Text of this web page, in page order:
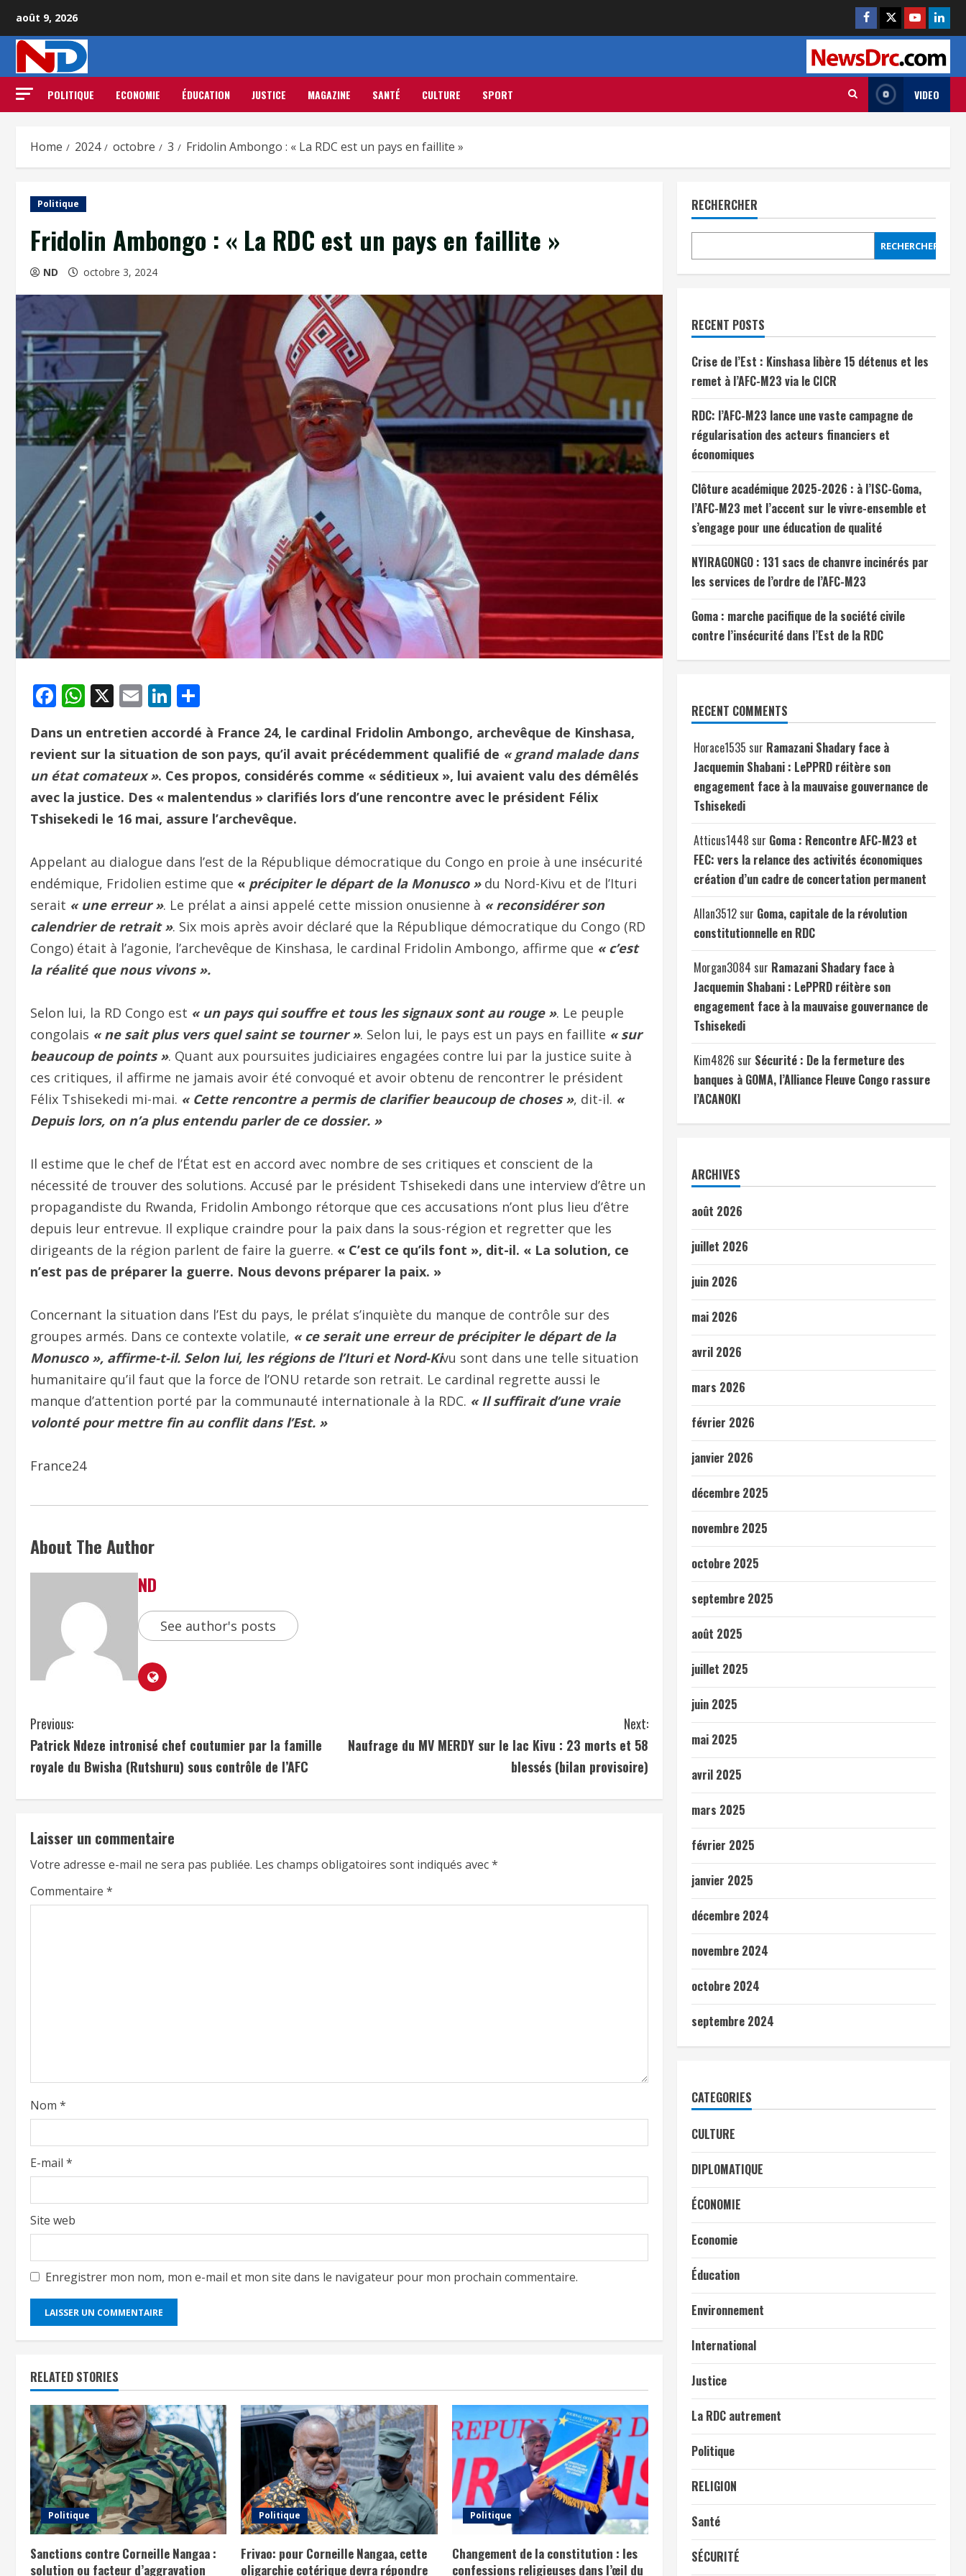
août 9, 2026
POLITIQUE ECONOMIE ÉDUCATION JUSTICE MAGAZINE SANTÉ CULTURE SPORT VIDEO
Home 2024 octobre 3 Fridolin Ambongo : « La RDC est un pays en faillite »
Politique
Fridolin Ambongo : « La RDC est un pays en faillite »
ND octobre 3, 2024
Facebook
WhatsApp
X EmailLinkedIn
Dans un entretien accordé à France 24, le cardinal Fridolin Ambongo, archevêque de Kinshasa,
revient sur la situation de son pays, qu’il avait précédemment qualifié de « grand malade dans
un état comateux ». Ces propos, considérés comme « séditieux », lui avaient valu des démêlés
avec la justice. Des « malentendus » clarifiés lors d’une rencontre avec le président Félix
Tshisekedi le 16 mai, assure l’archevêque.
Appelant au dialogue dans l’est de la République démocratique du Congo en proie à une insécurité
endémique, Fridolien estime que « précipiter le départ de la Monusco » du Nord-Kivu et de l’Ituri
serait « une erreur ». Le prélat a ainsi appelé cette mission onusienne à « reconsidérer son
calendrier de retrait ». Six mois après avoir déclaré que la République démocratique du Congo (RD
Congo) était à l’agonie, l’archevêque de Kinshasa, le cardinal Fridolin Ambongo, affirme que « c’est
la réalité que nous vivons ».
Selon lui, la RD Congo est « un pays qui souffre et tous les signaux sont au rouge ». Le peuple
congolais « ne sait plus vers quel saint se tourner ». Selon lui, le pays est un pays en faillite « sur
beaucoup de points ». Quant aux poursuites judiciaires engagées contre lui par la justice suite à
ces critiques, il affirme ne jamais avoir été convoqué et avoir obtenu de rencontrer le président
Félix Tshisekedi mi-mai. « Cette rencontre a permis de clarifier beaucoup de choses », dit-il. «
Depuis lors, on n’a plus entendu parler de ce dossier. »
Il estime que le chef de l’État est en accord avec nombre de ses critiques et conscient de la
nécessité de trouver des solutions. Accusé par le président Tshisekedi dans une interview d’être un
propagandiste du Rwanda, Fridolin Ambongo rétorque que ces accusations n’ont plus lieu d’être
depuis leur entrevue. Il explique craindre pour la paix dans la sous-région et regretter que les
dirigeants de la région parlent de faire la guerre. « C’est ce qu’ils font », dit-il. « La solution, ce
n’est pas de préparer la guerre. Nous devons préparer la paix. »
Concernant la situation dans l’Est du pays, le prélat s’inquiète du manque de contrôle sur des
groupes armés. Dans ce contexte volatile, « ce serait une erreur de précipiter le départ de la
Monusco », affirme-t-il. Selon lui, les régions de l’Ituri et Nord-Kivu sont dans une telle situation
humanitaire qu’il faut que la force de l’ONU retarde son retrait. Le cardinal regrette aussi le
manque d’attention porté par la communauté internationale à la RDC. « Il suffirait d’une vraie
volonté pour mettre fin au conflit dans l’Est. »
France24
About The Author
ND
See author's posts
Previous:
Patrick Ndeze intronisé chef coutumier par la famille
royale du Bwisha (Rutshuru) sous contrôle de l’AFC
Next:
Naufrage du MV MERDY sur le lac Kivu : 23 morts et 58
blessés (bilan provisoire)
Laisser un commentaire
Votre adresse e-mail ne sera pas publiée. Les champs obligatoires sont indiqués avec*
Commentaire *
Nom *
E-mail *
Site web
Enregistrer mon nom, mon e-mail et mon site dans le navigateur pour mon prochain commentaire.
RELATED STORIES
Politique
Sanctions contre Corneille Nangaa :
solution ou facteur d’aggravation
Politique
Frivao: pour Corneille Nangaa, cette
oligarchie cotérique devra répondre
Politique
Changement de la constitution : les
confessions religieuses dans l’œil du
RECHERCHER
RECHERCHER
RECENT POSTS
Crise de l’Est : Kinshasa libère 15 détenus et les
remet à l’AFC-M23 via le CICR
RDC: l’AFC-M23 lance une vaste campagne de
régularisation des acteurs financiers et
économiques
Clôture académique 2025-2026 : à l’ISC-Goma,
l’AFC-M23 met l’accent sur le vivre-ensemble et
s’engage pour une éducation de qualité
NYIRAGONGO : 131 sacs de chanvre incinérés par
les services de l’ordre de l’AFC-M23
Goma : marche pacifique de la société civile
contre l’insécurité dans l’Est de la RDC
RECENT COMMENTS
Horace1535 sur Ramazani Shadary face à
Jacquemin Shabani : LePPRD réitère son
engagement face à la mauvaise gouvernance de
Tshisekedi
Atticus1448 sur Goma : Rencontre AFC-M23 et
FEC: vers la relance des activités économiques
création d’un cadre de concertation permanent
Allan3512 sur Goma, capitale de la révolution
constitutionnelle en RDC
Morgan3084 sur Ramazani Shadary face à
Jacquemin Shabani : LePPRD réitère son
engagement face à la mauvaise gouvernance de
Tshisekedi
Kim4826 sur Sécurité : De la fermeture des
banques à GOMA, l’Alliance Fleuve Congo rassure
l’ACANOKI
ARCHIVES
août 2026
juillet 2026
juin 2026
mai 2026
avril 2026
mars 2026
février 2026
janvier 2026
décembre 2025
novembre 2025
octobre 2025
septembre 2025
août 2025
juillet 2025
juin 2025
mai 2025
avril 2025
mars 2025
février 2025
janvier 2025
décembre 2024
novembre 2024
octobre 2024
septembre 2024
CATEGORIES
CULTURE
DIPLOMATIQUE
ÉCONOMIE
Economie
Éducation
Environnement
International
Justice
La RDC autrement
Politique
RELIGION
Santé
SÉCURITÉ